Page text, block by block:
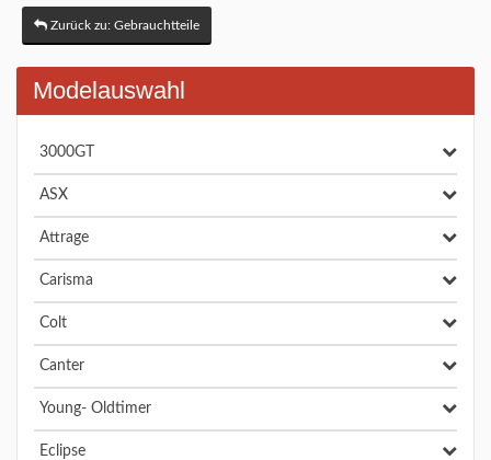
Zurück zu: Gebrauchtteile
Modelauswahl
3000GT
ASX
Attrage
Carisma
Colt
Canter
Young- Oldtimer
Eclipse